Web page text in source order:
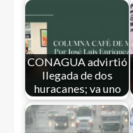
CONAGUA advirtió
llegada de dos
huracanes; va uno